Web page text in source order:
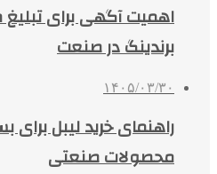
اهمیت آگهی برای
برندینگ در صنعت
۱۴۰۵/۰۳/۳۰
راهنمای خرید لیبل برای
محصولات صنعتی